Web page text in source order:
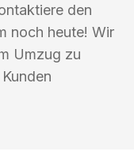
den
noch heute! Wir
Umzug zu